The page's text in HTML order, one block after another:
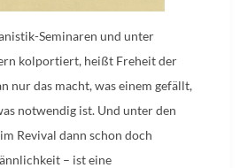
Seminaren und unter
kolportiert, heißt Freheit der
nur das macht, was einem gefällt,
notwendig ist. Und unter den
Revival dann schon doch
– ist eine